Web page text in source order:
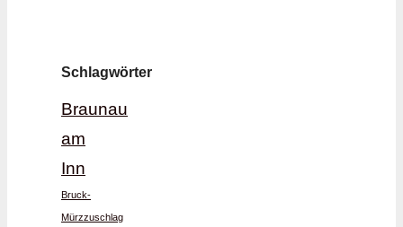
Schlagwörter
Braunau
am
Inn
Bruck-
Mürzzuschlag